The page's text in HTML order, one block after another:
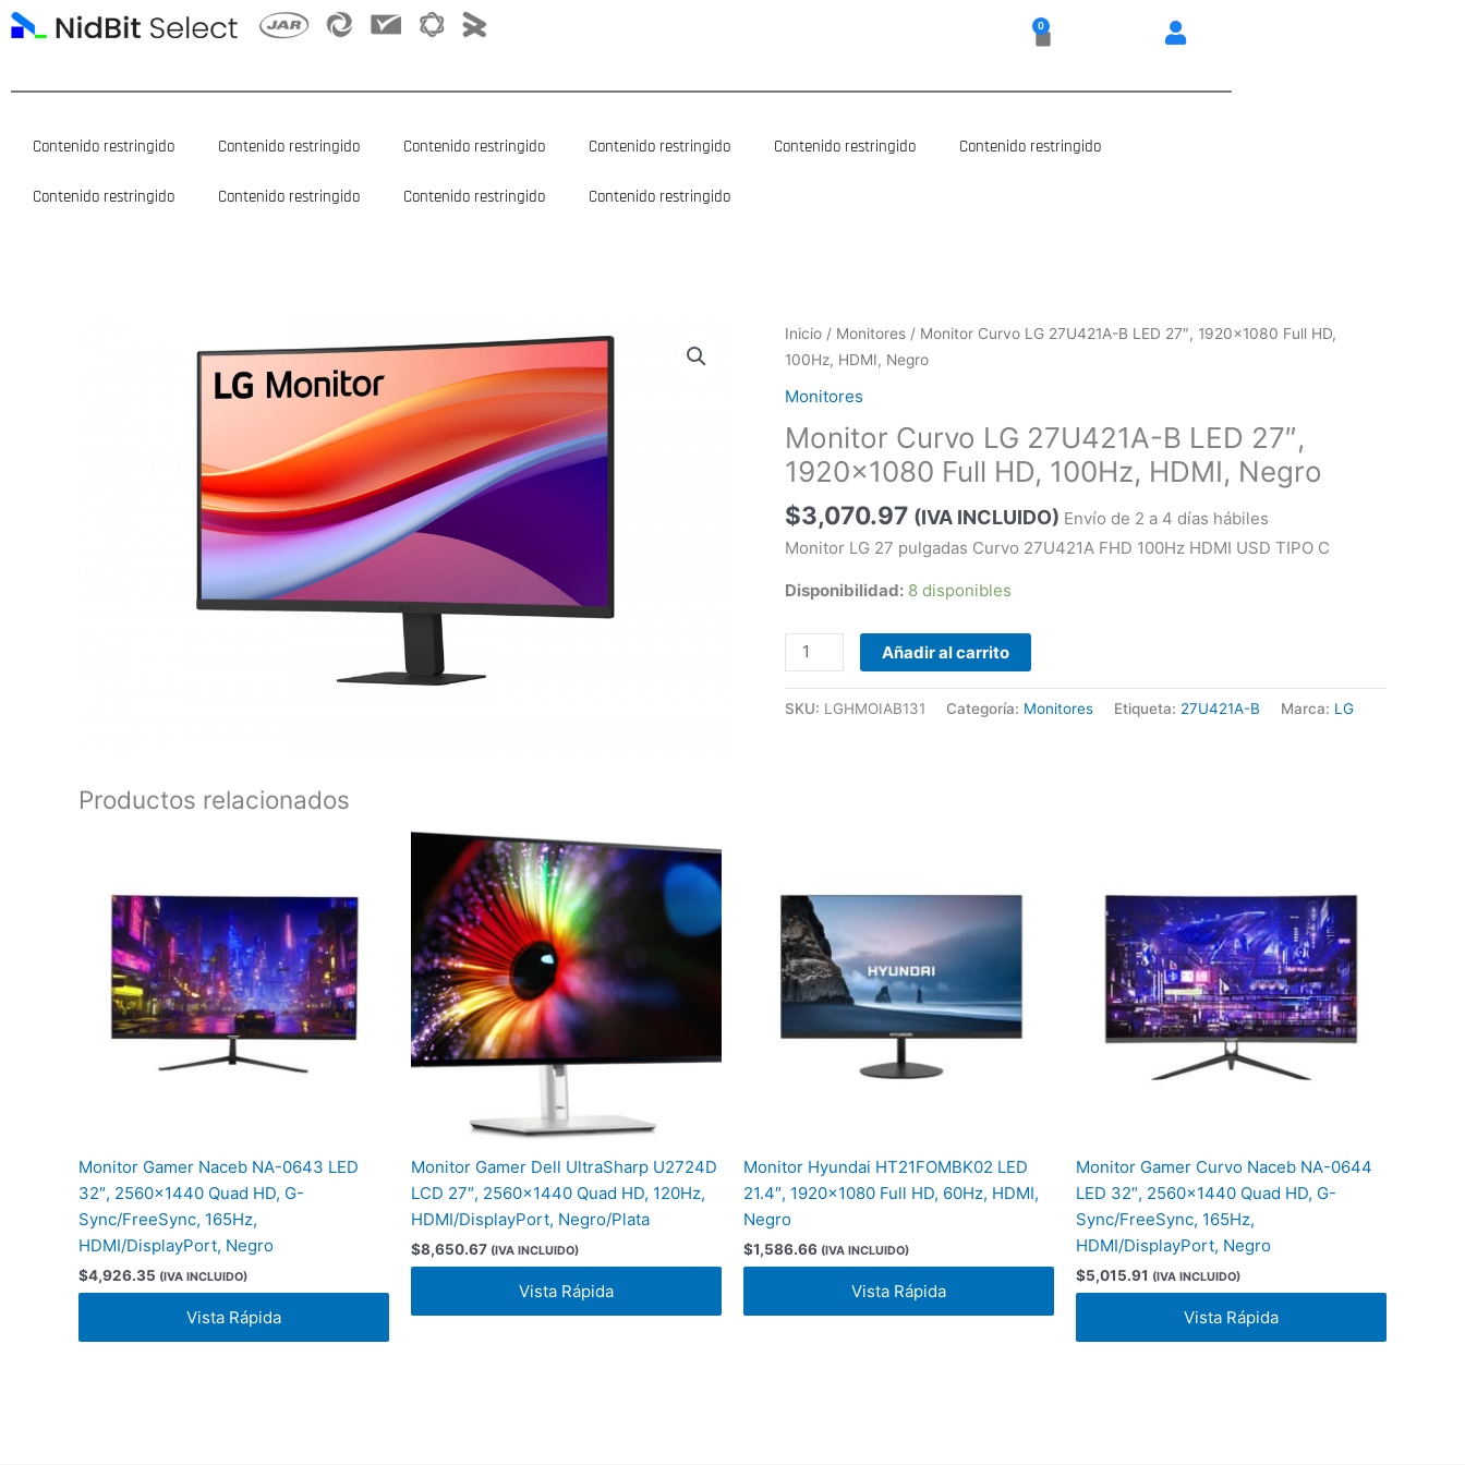
al
0
Carrito
Contenido restringido Contenido restringido Contenido restringido Contenido restringido Contenido restringido Contenido restringido
Contenido restringido Contenido restringido Contenido restringido Contenido restringido
Inicio / Monitores / Monitor Curvo LG 27U421A-B LED 27″, 1920×1080 Full HD,
100Hz, HDMI, Negro
Monitores
Monitor Curvo LG 27U421A-B LED 27″,
1920×1080 Full HD, 100Hz, HDMI, Negro
$3,070.97 (IVA INCLUIDO) Envío de 2 a 4 días hábiles
Monitor LG 27 pulgadas Curvo 27U421A FHD 100Hz HDMI USD TIPO C
Disponibilidad: 8 disponibles
Monitor
Curvo
27U421A-
B
LED
27",
1920x1080
Full
100Hz,
Negro
cantidad
Añadir al carrito
SKU: LGHMOIAB131 Categoría: Monitores Etiqueta: 27U421A-B Marca: LG
Productos relacionados
Monitor Gamer Naceb NA-0643 LED
32″, 2560×1440 Quad HD, G-
Sync/FreeSync, 165Hz,
HDMI/DisplayPort, Negro
$4,926.35 (IVA INCLUIDO)
Vista Rápida
Monitor Gamer Dell UltraSharp U2724D
LCD 27″, 2560×1440 Quad HD, 120Hz,
HDMI/DisplayPort, Negro/Plata
$8,650.67 (IVA INCLUIDO)
Vista Rápida
Monitor Hyundai HT21FOMBK02 LED
21.4″, 1920×1080 Full HD, 60Hz, HDMI,
Negro
$1,586.66 (IVA INCLUIDO)
Vista Rápida
Monitor Gamer Curvo Naceb NA-0644
LED 32″, 2560×1440 Quad HD, G-
Sync/FreeSync, 165Hz,
HDMI/DisplayPort, Negro
$5,015.91 (IVA INCLUIDO)
Vista Rápida